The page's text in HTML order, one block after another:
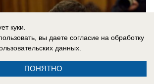
куки.
вы даете согласие на обработку
данных.
ПОНЯТНО